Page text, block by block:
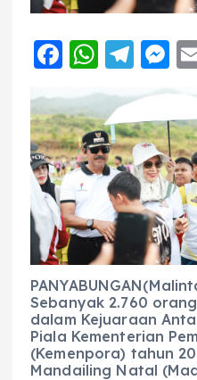
F
c
e
b
o
o
k
W
a
ts
A
p
p
T
el
e
g
r
a
m
M
e
ss
e
n
g
er
Sebanyak 2.760
dalam Kejuaraan
Piala Kementerian
(Kemenpora) tahun
Mandailing Natal